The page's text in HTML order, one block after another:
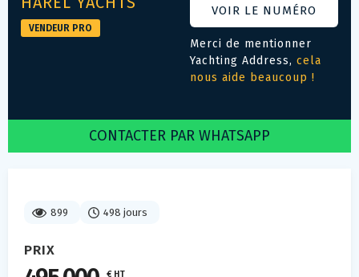
899 498 jours
PRIX
€ HT
VENDEUR PRO
VOIR LE NUMÉRO
Merci de mentionner
Yachting Address, cela
nous aide beaucoup !
CONTACTER PAR WHATSAPP